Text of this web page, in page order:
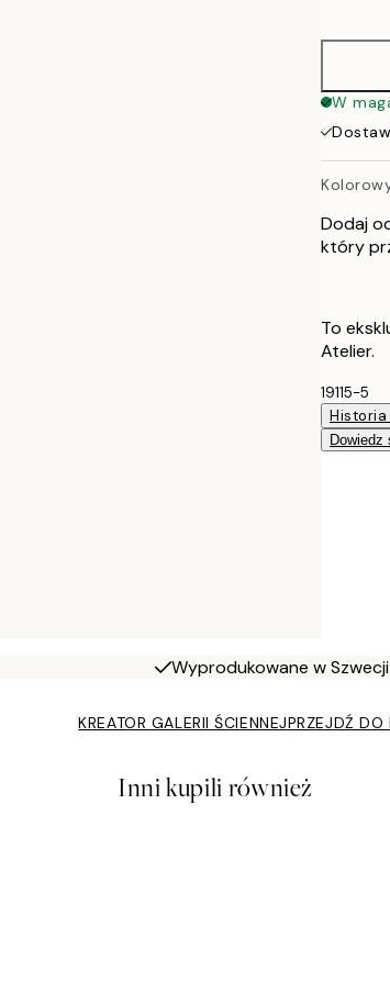
W
Dodaj
który
To
Atelier.
19115-5
Historia
Dowiedz
Wyprodukowane w Szwecji
KREATOR GALERII ŚCIENNEJPRZEJDŹ DO
Inni kupili również